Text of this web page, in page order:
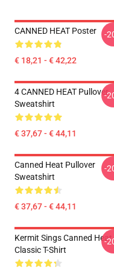
CANNED HEAT Poster
€ 18,21 - € 42,22
-
4 CANNED HEAT Pullover
Sweatshirt
€ 37,67 - € 44,11
-
Canned Heat Pullover
Sweatshirt
€ 37,67 - € 44,11
-
Kermit Sings Canned Heat
Classic T-Shirt
-